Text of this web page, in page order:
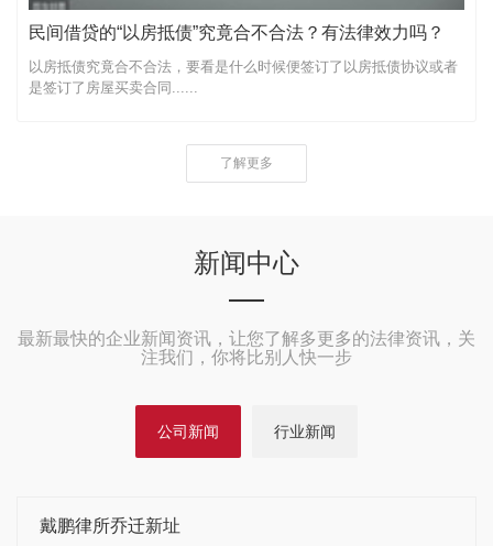
民间借贷的“以房抵债”究竟合不合法？有法律效力吗？
以房抵债究竟合不合法，要看是什么时候便签订了以房抵债协议或者
是签订了房屋买卖合同......
了解更多
新闻中心
最新最快的企业新闻资讯，让您了解多更多的法律资讯，关
注我们，你将比别人快一步
公司新闻 行业新闻
戴鹏律所乔迁新址